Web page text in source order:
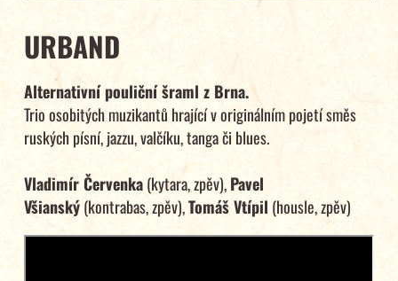
URBAND
Alternativní pouliční šraml z Brna.
Trio osobitých muzikantů hrající v originálním pojetí směs
ruských písní, jazzu, valčíku, tanga či blues.
Vladimír Červenka(kytara, zpěv),Pavel
Všianský(kontrabas, zpěv),Tomáš Vtípil (housle, zpěv)